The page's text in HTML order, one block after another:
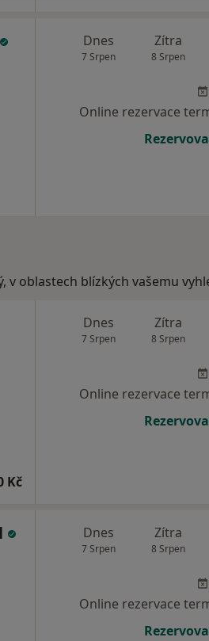
Dnes
7 Srpen
Zítra
8 Srpen
Online rezervace
v oblastech blízkých vašemu
Kč
Dnes
7 Srpen
Zítra
8 Srpen
Online rezervace
Dnes
7 Srpen
Zítra
8 Srpen
Online rezervace